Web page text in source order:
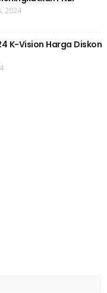
2024
K-Vision Harga Diskon